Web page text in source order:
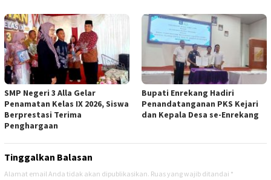
SMP Negeri 3 Alla Gelar
Penamatan Kelas IX 2026, Siswa
Berprestasi Terima
Penghargaan
Bupati Enrekang Hadiri
Penandatanganan PKS Kejari
dan Kepala Desa se-Enrekang
Tinggalkan Balasan
Alamat email Anda tidak akan dipublikasikan. Ruas yang wajib ditandai *